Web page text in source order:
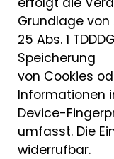
Grundlage von
25 Abs. 1
Speicherung
von Cookies
Informationen
Device-
umfasst. Die
widerrufbar.